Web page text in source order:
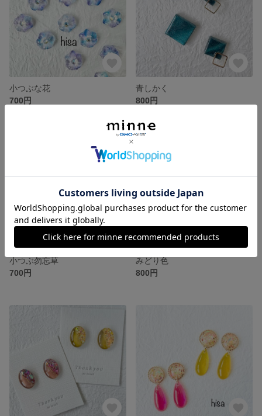
小つぶな花
700円
青しかく
800円
小つぶ勿忘草
700円
みどり色
800円